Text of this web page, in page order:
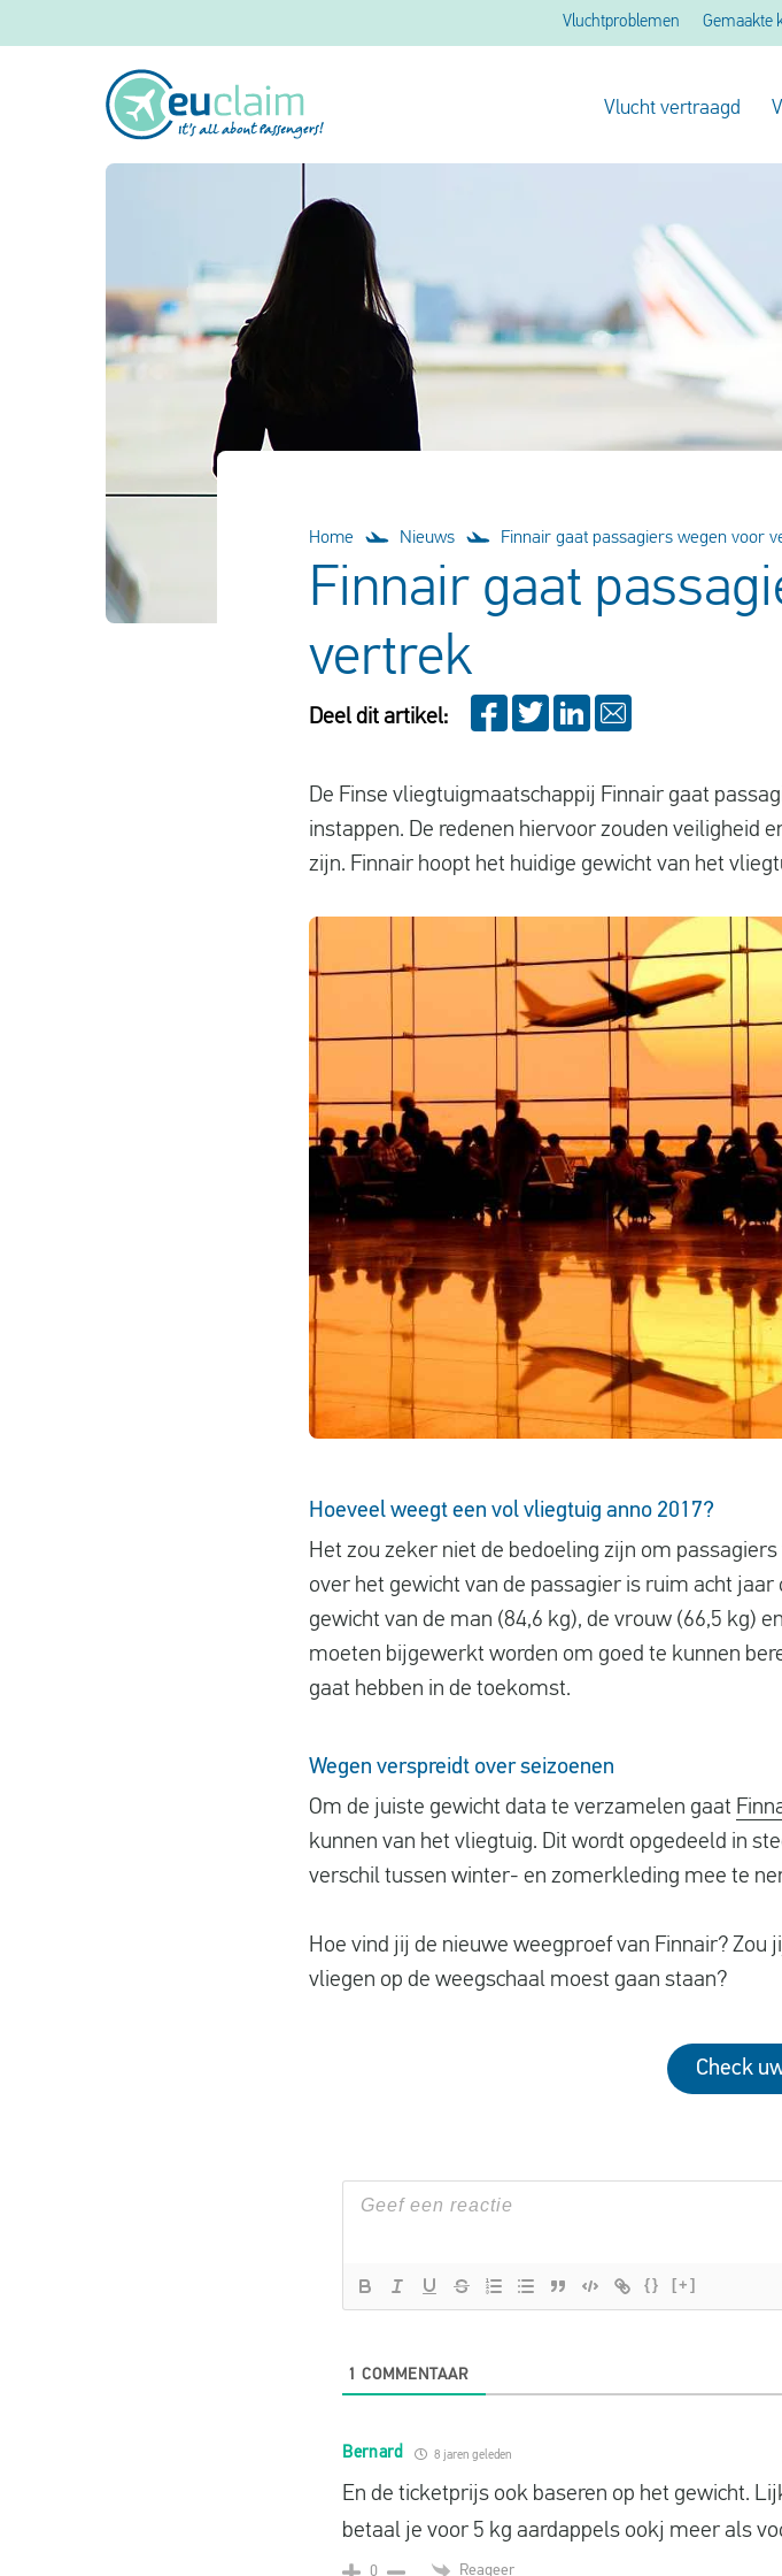
Vluchtproblemen Gemaakte
Vlucht vertraagd
Home Nieuws Finnair gaat passagiers wegen voor
Finnair gaat
vertrek
Deel dit artikel:
De Finse vliegtuigmaatschappij Finnair gaat
instappen. De redenen hiervoor zouden veiligheid
zijn. Finnair hoopt het huidige gewicht van het
Hoeveel weegt een vol vliegtuig anno 2017?
Het zou zeker niet de bedoeling zijn om
over het gewicht van de passagier is ruim acht
gewicht van de man (84,6 kg), de vrouw (66,5 kg)
moeten bijgewerkt worden om goed te kunnen
gaat hebben in de toekomst.
Wegen verspreidt over seizoenen
Om de juiste gewicht data te verzamelen gaat
kunnen van het vliegtuig. Dit wordt opgedeeld in
verschil tussen winter- en zomerkleding mee te
Hoe vind jij de nieuwe weegproef van Finnair?
vliegen op de weegschaal moest gaan staan?
Check
{} [+]
1 COMMENTAAR
Bernard 8 jaren geleden
En de ticketprijs ook baseren op het gewicht.
betaal je voor 5 kg aardappels ookj meer als
0 Reageer